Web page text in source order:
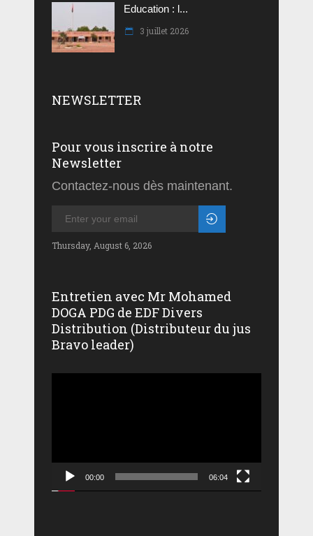
Education : l...
3 juillet 2026
NEWSLETTER
Pour vous inscrire à notre
Newsletter
Contactez-nous dès maintenant.
Thursday, August 6, 2026
Entretien avec Mr Mohamed
DOGA PDG de EDF Divers
Distribution (Distributeur du jus
Bravo leader)
00:00 06:04